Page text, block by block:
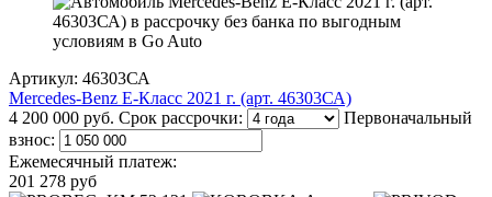
Артикул: 46303СА
Mercedes-Benz E-Класс 2021 г. (арт. 46303СА)
4 200 000 руб. Срок рассрочки:
Первоначальный
взнос:
Ежемесячный платеж:
201 278 руб